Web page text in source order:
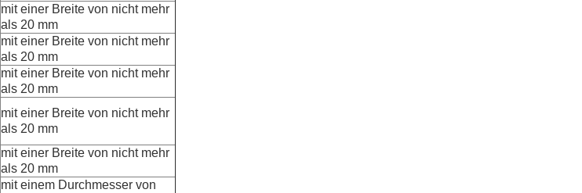
mit einer Breite von nicht mehr
als 20 mm
mit einer Breite von nicht mehr
als 20 mm
mit einer Breite von nicht mehr
als 20 mm
mit einer Breite von nicht mehr
als 20 mm
mit einer Breite von nicht mehr
als 20 mm
mit einem Durchmesser von